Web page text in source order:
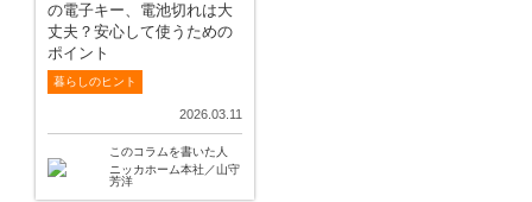
の電子キー、電池切れは大
丈夫？安心して使うための
ポイント
暮らしのヒント
2026.03.11
このコラムを書いた人
ニッカホーム本社／山守
芳洋